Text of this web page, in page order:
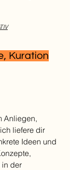
Kuration
Anliegen,
liefere dir
Ideen und
in der